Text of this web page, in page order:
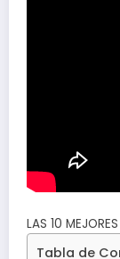
LAS 10
Tabla de